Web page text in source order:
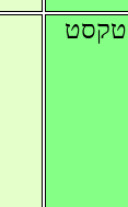
טקסט